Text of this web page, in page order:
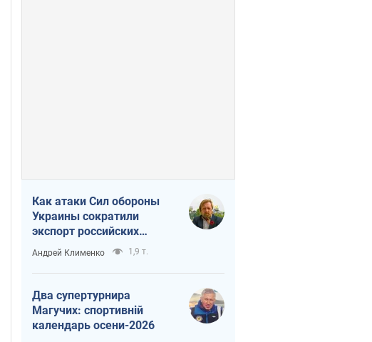
Как атаки Сил обороны
Украины сократили
экспорт российских
нефтепродуктов
Андрей Клименко 1,9 т.
Два супертурнира
Магучих: спортивній
календарь осени-2026